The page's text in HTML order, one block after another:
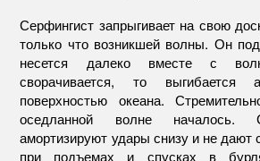
Серфингист запрыгивает на свою
только что возникшей волны. Он
несется далеко вместе с
сворачивается, то
поверхностью океана.
оседланной волне началось.
амортизируют удары снизу и не дают
при подъемах и спусках в